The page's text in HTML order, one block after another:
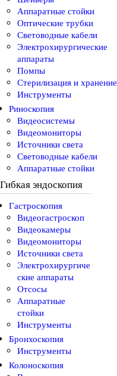
Аппаратные стойки
Оптические трубки
Световодные кабели
Электрохирургические
аппараты
Помпы
Стерилизация и хранение
Инструменты
Риноскопия
Видеосистемы
Видеомониторы
Источники света
Световодные кабели
Аппаратные стойки
Гибкая эндоскопия
Гастроскопия
Видеогастроскоп
Видеокамеры
Видеомониторы
Источники света
Электрохирургиче
ские аппараты
Отсосы
Аппаратные
стойки
Инструменты
Бронхоскопия
Инструменты
Колоноскопия